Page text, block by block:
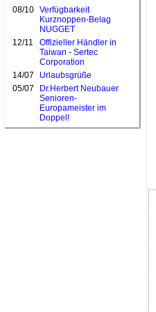
08/10 Verfügbarkeit
Kurznoppen-Belag
NUGGET
12/11
Offizieller Händler in
Taiwan - Sertec
Corporation
14/07
Urlaubsgrüße
05/07
Dr.Herbert Neubauer
Senioren-
Europameister im
Doppel!